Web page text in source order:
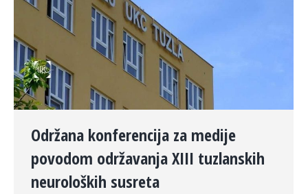
Održana konferencija za medije
povodom održavanja XIII tuzlanskih
neuroloških susreta